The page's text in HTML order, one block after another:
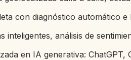
con diagnóstico automático e
inteligentes, análisis de
en IA generativa: